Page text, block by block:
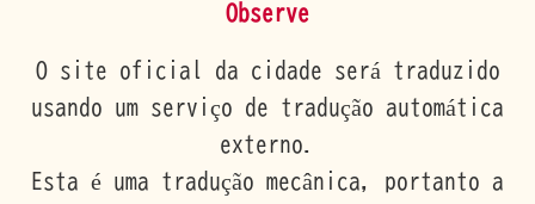
Observe
O site oficial da cidade será traduzido
usando um serviço de tradução automática
externo.
Esta é uma tradução mecânica, portanto a